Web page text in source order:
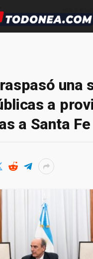
una
a
a Santa Fe